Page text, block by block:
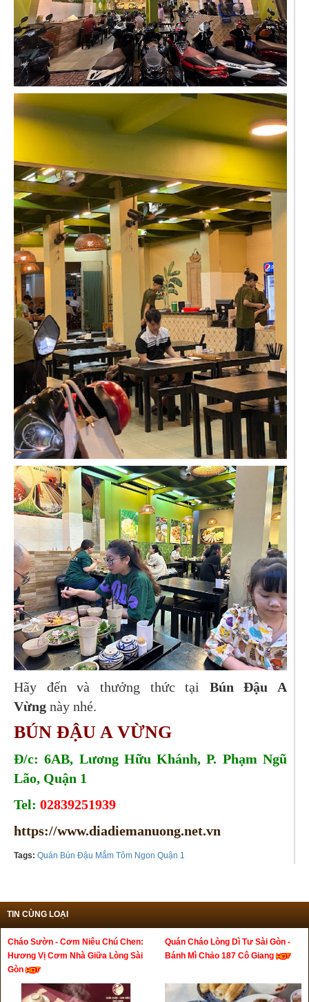
Hãy đến và thưởng thức tại Bún Đậu A
Vừng này nhé.
BÚN ĐẬU A VỪNG
Đ/c: 6AB, Lương Hữu Khánh, P. Phạm Ngũ
Lão, Quận 1
Tel: 02839251939
https://www.diadiemanuong.net.vn
Tags: Quán Bún Đậu Mắm Tôm Ngon Quận 1
TIN CÙNG LOẠI
Cháo Sườn - Cơm Niêu Chú Chen:
Hương Vị Cơm Nhà Giữa Lòng Sài
Gòn
Quán Cháo Lòng Dì Tư Sài Gòn -
Bánh Mì Chảo 187 Cô Giang